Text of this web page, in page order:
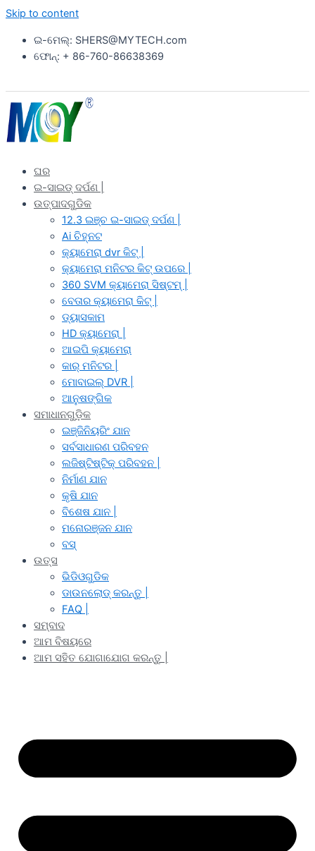
Skip to content
ଇ-ମେଲ୍: SHERS@MYTECH.com
ଫୋନ୍: + 86-760-86638369
ଘର
ଇ-ସାଇଡ୍ ଦର୍ପଣ |
ଉତ୍ପାଦଗୁଡିକ
12.3 ଇଞ୍ଚ ଇ-ସାଇଡ୍ ଦର୍ପଣ |
Ai ଚିହ୍ନଟ
କ୍ୟାମେରା dvr କିଟ୍ |
କ୍ୟାମେରା ମନିଟର କିଟ୍ ଉପରେ |
360 SVM କ୍ୟାମେରା ସିଷ୍ଟମ୍ |
ବେତାର କ୍ୟାମେରା କିଟ୍ |
ଡ୍ୟାସକାମ
HD କ୍ୟାମେରା |
ଆଇପି କ୍ୟାମେରା
କାର୍ ମନିଟର |
ମୋବାଇଲ୍ DVR |
ଆନୁଷଙ୍ଗିକ
ସମାଧାନଗୁଡ଼ିକ
ଇଞ୍ଜିନିୟରିଂ ଯାନ
ସର୍ବସାଧାରଣ ପରିବହନ
ଲଜିଷ୍ଟିଷ୍ଟିକ୍ ପରିବହନ |
ନିର୍ମାଣ ଯାନ
କୃଷି ଯାନ
ବିଶେଷ ଯାନ |
ମନୋରଞ୍ଜନ ଯାନ
ବସ୍
ଉତ୍ସ
ଭିଡିଓଗୁଡିକ
ଡାଉନଲୋଡ୍ କରନ୍ତୁ |
FAQ |
ସମ୍ବାଦ
ଆମ ବିଷୟରେ
ଆମ ସହିତ ଯୋଗାଯୋଗ କରନ୍ତୁ |